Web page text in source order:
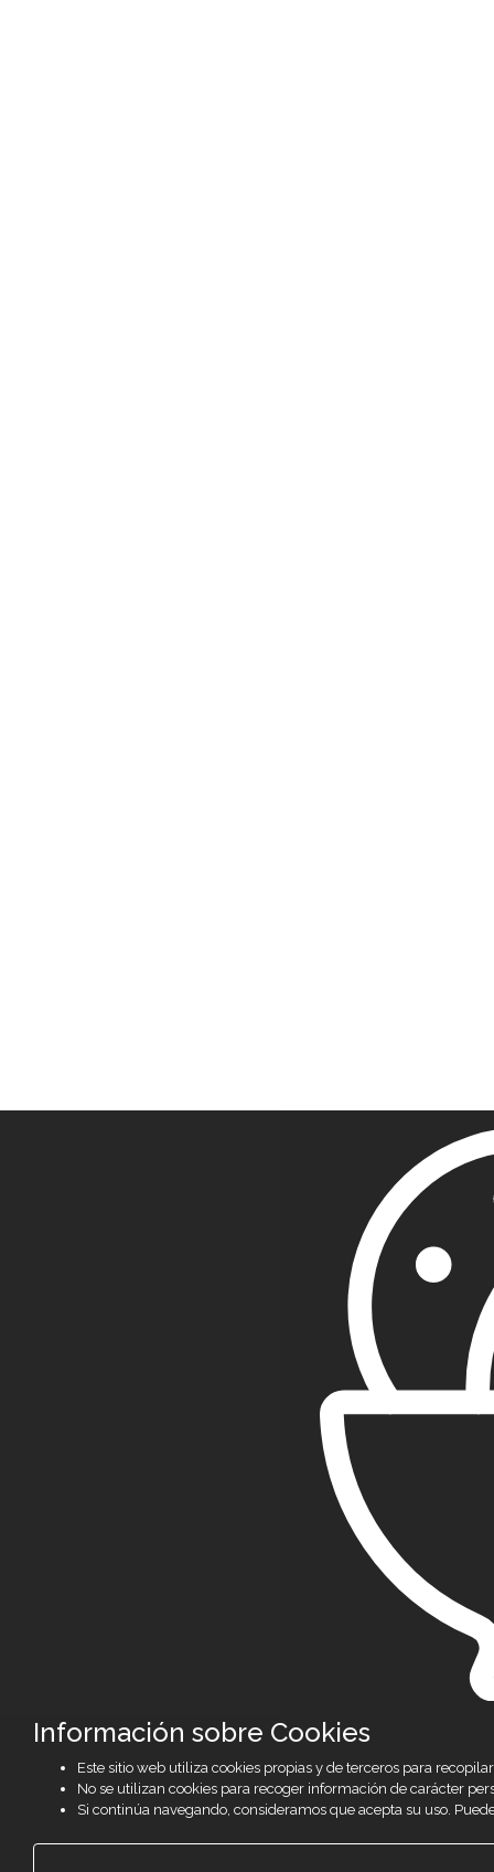
Información sobre Cookies
Este sitio web utiliza cookies propias y de terceros para
No se utilizan cookies para recoger información de carácter
Si continúa navegando, consideramos que acepta su uso.